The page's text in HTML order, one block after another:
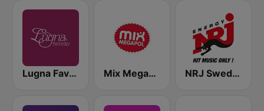
Lugna Favoriter Mix Megapol NRJ Sweden